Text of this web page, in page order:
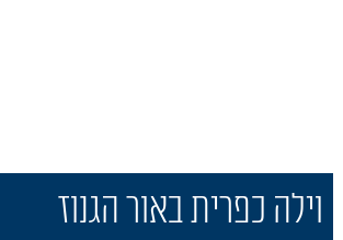
וילה כפרית באור הגנוז